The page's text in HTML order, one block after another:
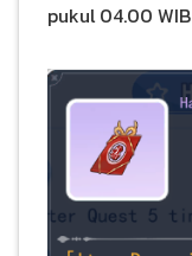
pukul 04.00 WIB